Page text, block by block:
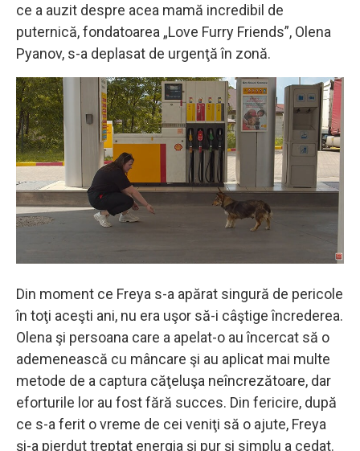
ce a auzit despre acea mamă incredibil de
puternică, fondatoarea „Love Furry Friends”, Olena
Pyanov, s-a deplasat de urgenţă în zonă.
Din moment ce Freya s-a apărat singură de pericole
în toţi aceşti ani, nu era uşor să-i câştige încrederea.
Olena şi persoana care a apelat-o au încercat să o
ademenească cu mâncare şi au aplicat mai multe
metode de a captura căţeluşa neîncrezătoare, dar
eforturile lor au fost fără succes. Din fericire, după
ce s-a ferit o vreme de cei veniţi să o ajute, Freya
şi-a pierdut treptat energia şi pur şi simplu a cedat.